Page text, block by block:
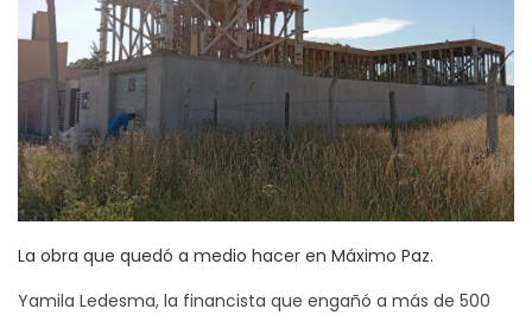
La obra que quedó a medio hacer en Máximo Paz.
Yamila Ledesma, la financista que engañó a más de 500